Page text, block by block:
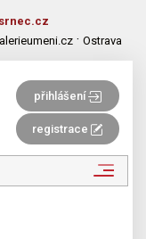
· Ostrava
přihlášení
registrace